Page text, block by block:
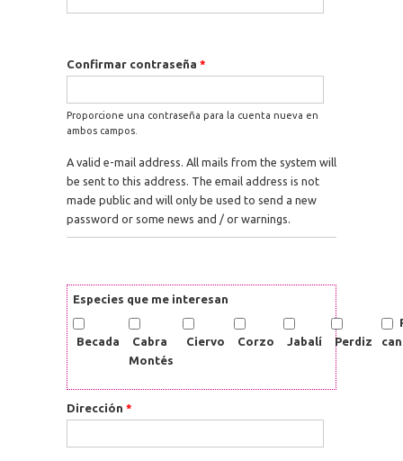
Confirmar contraseña *
Proporcione una contraseña para la cuenta nueva en
ambos campos.
A valid e-mail address. All mails from the system will
be sent to this address. The email address is not
made public and will only be used to send a new
password or some news and / or warnings.
Especies que me interesan
Becada
Cabra
Montés
Ciervo Corzo Jabalí Perdiz
Dirección *